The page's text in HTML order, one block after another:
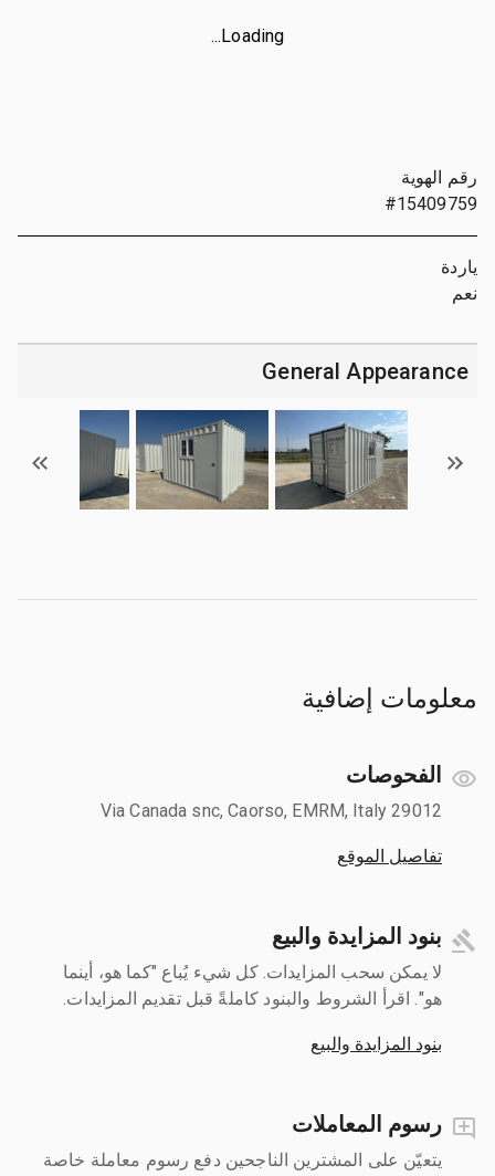
Loading...
رقم الهوية
#15409759
ياردة
نعم
General Appearance
معلومات إضافية
الفحوصات
Via Canada snc, Caorso, EMRM, Italy 29012
تفاصيل الموقع
بنود المزايدة والبيع
لا يمكن سحب المزايدات. كل شيء يُباع "كما هو، أينما
هو". اقرأ الشروط والبنود كاملةً قبل تقديم المزايدات.
بنود المزايدة والبيع
رسوم المعاملات
يتعيّن على المشترين الناجحين دفع رسوم معاملة خاصة